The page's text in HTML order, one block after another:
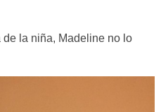
la niña, Madeline no lo